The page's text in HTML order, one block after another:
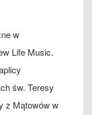
w
Life Music.
św. Teresy
z Mątowów w